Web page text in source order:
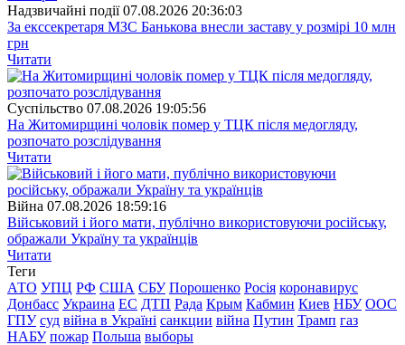
Надзвичайні події 07.08.2026 20:36:03
За екссекретаря МЗС Банькова внесли заставу у розмірі 10 млн
грн
Читати
Суспiльство 07.08.2026 19:05:56
На Житомирщині чоловік помер у ТЦК після медогляду,
розпочато розслідування
Читати
Війна 07.08.2026 18:59:16
Військовий і його мати, публічно використовуючи російську,
ображали Україну та українців
Читати
Теги
АТО УПЦ РФ США СБУ Порошенко Росія коронавирус
Донбасс Украина ЕС ДТП Рада Крым Кабмин Киев НБУ ООС
ГПУ суд війна в Україні санкции війна Путин Трамп газ
НАБУ пожар Польша выборы